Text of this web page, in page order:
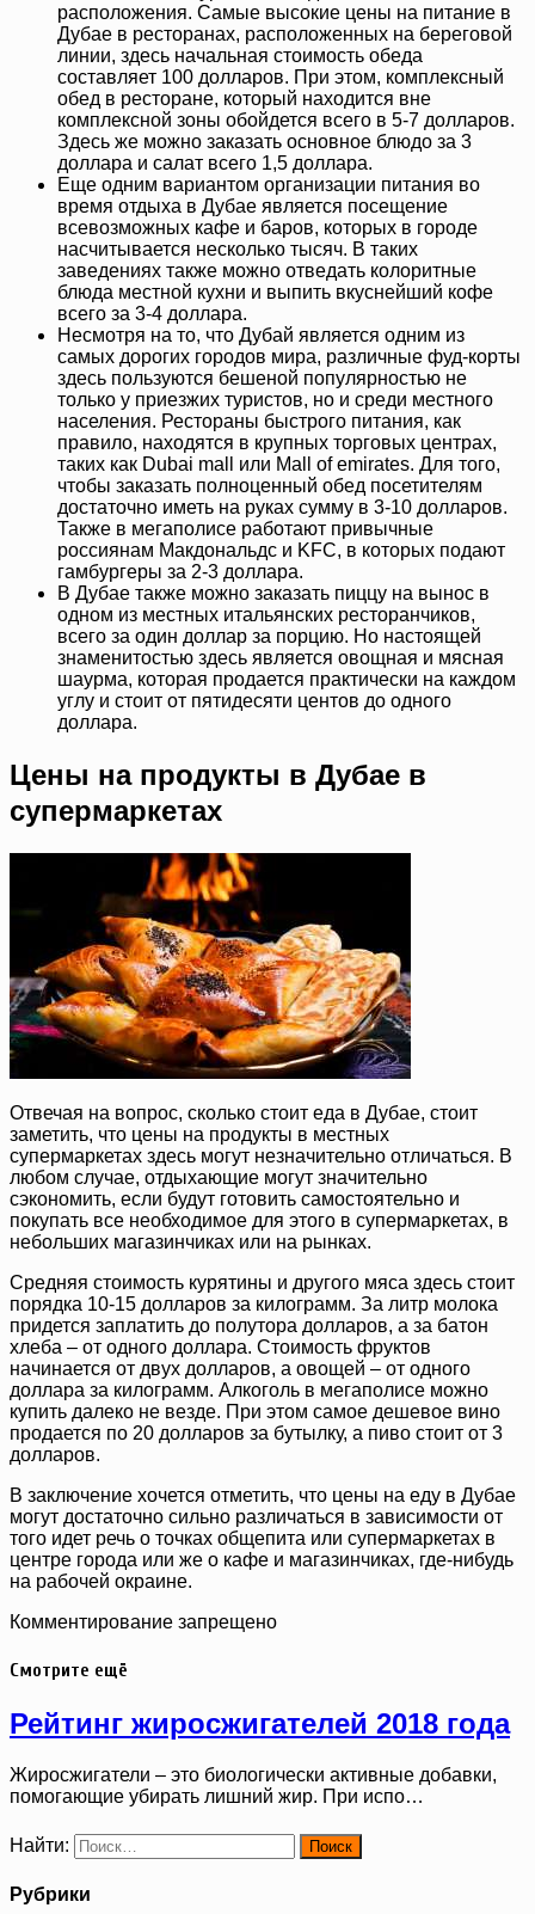
расположения. Самые высокие цены на питание в
Дубае в ресторанах, расположенных на береговой
линии, здесь начальная стоимость обеда
составляет 100 долларов. При этом, комплексный
обед в ресторане, который находится вне
комплексной зоны обойдется всего в 5-7 долларов.
Здесь же можно заказать основное блюдо за 3
доллара и салат всего 1,5 доллара.
Еще одним вариантом организации питания во
время отдыха в Дубае является посещение
всевозможных кафе и баров, которых в городе
насчитывается несколько тысяч. В таких
заведениях также можно отведать колоритные
блюда местной кухни и выпить вкуснейший кофе
всего за 3-4 доллара.
Несмотря на то, что Дубай является одним из
самых дорогих городов мира, различные фуд-корты
здесь пользуются бешеной популярностью не
только у приезжих туристов, но и среди местного
населения. Рестораны быстрого питания, как
правило, находятся в крупных торговых центрах,
таких как Dubai mall или Mall of emirates. Для того,
чтобы заказать полноценный обед посетителям
достаточно иметь на руках сумму в 3-10 долларов.
Также в мегаполисе работают привычные
россиянам Макдональдс и KFC, в которых подают
гамбургеры за 2-3 доллара.
В Дубае также можно заказать пиццу на вынос в
одном из местных итальянских ресторанчиков,
всего за один доллар за порцию. Но настоящей
знаменитостью здесь является овощная и мясная
шаурма, которая продается практически на каждом
углу и стоит от пятидесяти центов до одного
доллара.
Цены на продукты в Дубае в
супермаркетах
Отвечая на вопрос, сколько стоит еда в Дубае, стоит
заметить, что цены на продукты в местных
супермаркетах здесь могут незначительно отличаться. В
любом случае, отдыхающие могут значительно
сэкономить, если будут готовить самостоятельно и
покупать все необходимое для этого в супермаркетах, в
небольших магазинчиках или на рынках.
Средняя стоимость курятины и другого мяса здесь стоит
порядка 10-15 долларов за килограмм. За литр молока
придется заплатить до полутора долларов, а за батон
хлеба – от одного доллара. Стоимость фруктов
начинается от двух долларов, а овощей – от одного
доллара за килограмм. Алкоголь в мегаполисе можно
купить далеко не везде. При этом самое дешевое вино
продается по 20 долларов за бутылку, а пиво стоит от 3
долларов.
В заключение хочется отметить, что цены на еду в Дубае
могут достаточно сильно различаться в зависимости от
того идет речь о точках общепита или супермаркетах в
центре города или же о кафе и магазинчиках, где-нибудь
на рабочей окраине.
Комментирование запрещено
Смотрите ещё
Рейтинг жиросжигателей 2018 года
Жиросжигатели – это биологически активные добавки,
помогающие убирать лишний жир. При испо…
Найти:
Рубрики